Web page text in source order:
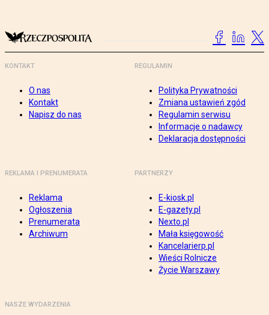
KONTAKT
O nas
Kontakt
Napisz do nas
REGULAMIN
Polityka Prywatności
Zmiana ustawień zgód
Regulamin serwisu
Informacje o nadawcy
Deklaracja dostępności
REKLAMA I PRENUMERATA
Reklama
Ogłoszenia
Prenumerata
Archiwum
PARTNERZY
E-kiosk.pl
E-gazety.pl
Nexto.pl
Mała księgowość
Kancelarierp.pl
Wieści Rolnicze
Życie Warszawy
NASZE WYDARZENIA